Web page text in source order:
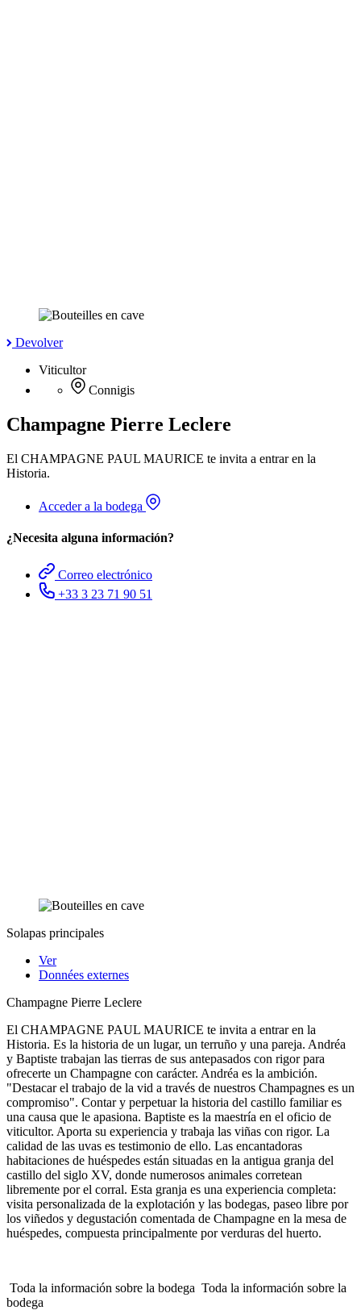
Devolver
Viticultor
Connigis
Champagne Pierre Leclere
El CHAMPAGNE PAUL MAURICE te invita a entrar en la
Historia.
Acceder a la bodega
¿Necesita alguna información?
Correo electrónico
+33 3 23 71 90 51
Solapas principales
Ver
Données externes
Champagne Pierre Leclere
El CHAMPAGNE PAUL MAURICE te invita a entrar en la
Historia. Es la historia de un lugar, un terruño y una pareja. Andréa
y Baptiste trabajan las tierras de sus antepasados con rigor para
ofrecerte un Champagne con carácter. Andréa es la ambición.
"Destacar el trabajo de la vid a través de nuestros Champagnes es un
compromiso". Contar y perpetuar la historia del castillo familiar es
una causa que le apasiona. Baptiste es la maestría en el oficio de
viticultor. Aporta su experiencia y trabaja las viñas con rigor. La
calidad de las uvas es testimonio de ello. Las encantadoras
habitaciones de huéspedes están situadas en la antigua granja del
castillo del siglo XV, donde numerosos animales corretean
libremente por el corral. Esta granja es una experiencia completa:
visita personalizada de la explotación y las bodegas, paseo libre por
los viñedos y degustación comentada de Champagne en la mesa de
huéspedes, compuesta principalmente por verduras del huerto.
Toda la información sobre la bodega Toda la información sobre la
bodega